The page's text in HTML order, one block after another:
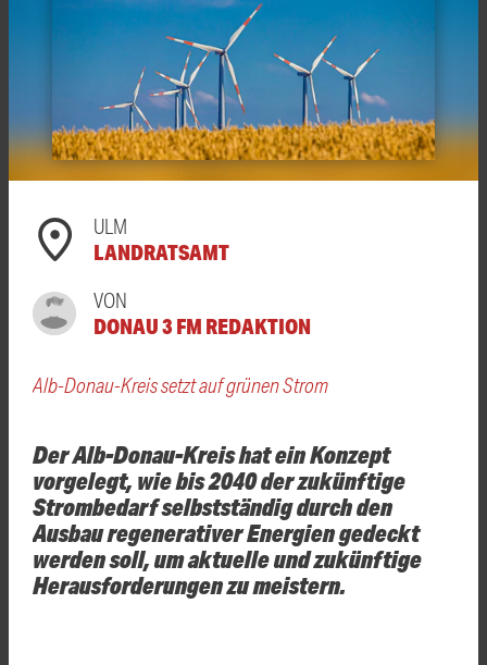
ULM
LANDRATSAMT
VON
DONAU 3 FM REDAKTION
Alb-Donau-Kreis setzt auf grünen Strom
Der Alb-Donau-Kreis hat ein Konzept
vorgelegt, wie bis 2040 der zukünftige
Strombedarf selbstständig durch den
Ausbau regenerativer Energien gedeckt
werden soll, um aktuelle und zukünftige
Herausforderungen zu meistern.